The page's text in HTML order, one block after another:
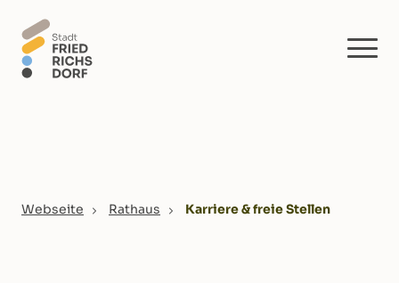
You are here:
Webseite Rathaus Karriere & freie Stellen